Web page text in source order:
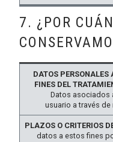
7. ¿POR
DATOS
PERSONALES
ASOCIADOS A
LOS FINES
DEL
TRATAMIENTO
Datos asociados
usuario a través
datos a estos fines